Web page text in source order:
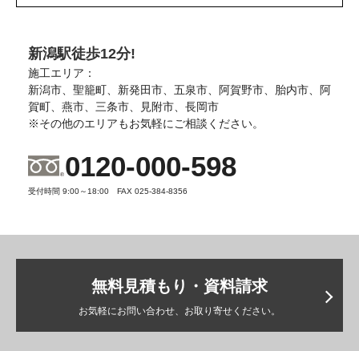
新潟駅徒歩12分!
施工エリア：
新潟市、聖籠町、新発田市、五泉市、阿賀野市、胎内市、阿
賀町、燕市、三条市、見附市、長岡市
※その他のエリアもお気軽にご相談ください。
0120-000-598
受付時間 9:00～18:00 FAX 025-384-8356
無料見積もり・資料請求
お気軽にお問い合わせ、お取り寄せください。